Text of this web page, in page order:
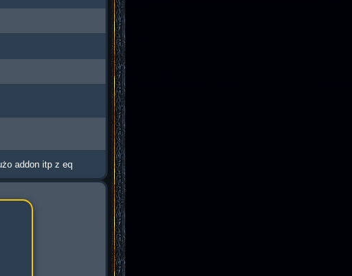
addon itp z eq